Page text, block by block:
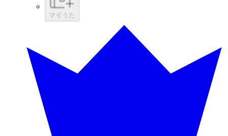
マイうた